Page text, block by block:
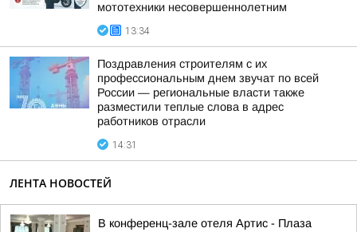
мототехники несовершеннолетним
13:34
Поздравления строителям с их
профессиональным днем звучат по всей
России — региональные власти также
разместили теплые слова в адрес
работников отрасли
14:31
ЛЕНТА НОВОСТЕЙ
В конференц-зале отеля Артис - Плаза